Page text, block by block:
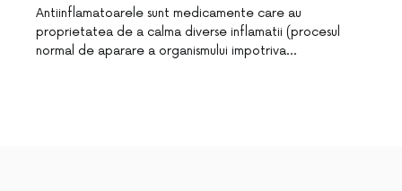
Antiinflamatoarele sunt medicamente care au
proprietatea de a calma diverse inflamatii (procesul
normal de aparare a organismului impotriva…